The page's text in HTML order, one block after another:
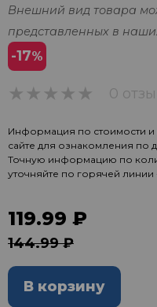
Внешний вид товара
представленных в
-17%
0
Информация по стоимости и
сайте для ознакомления по
Точную информацию по
уточняйте по горячей линии
119.99 ₽
144.99 ₽
В корзину